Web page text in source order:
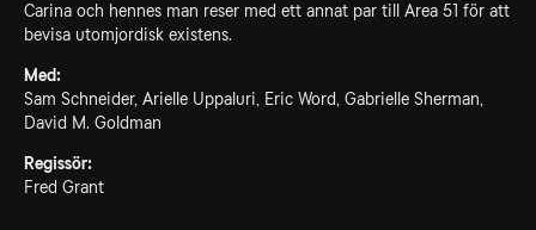
Carina och hennes man reser med ett annat par till Area 51 för att
bevisa utomjordisk existens.
Med:
Sam Schneider, Arielle Uppaluri, Eric Word, Gabrielle Sherman,
David M. Goldman
Regissör:
Fred Grant